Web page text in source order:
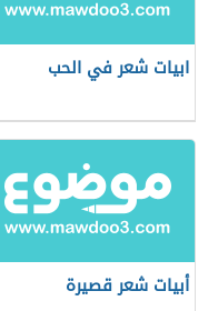
ابيات شعر في الحب
أبيات شعر قصيرة